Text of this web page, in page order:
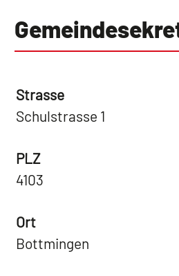
Strasse
Schulstrasse 1
PLZ
4103
Ort
Bottmingen